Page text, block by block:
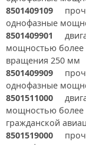
8501409109
однофазные
8501409901
мощностью более
вращения 250 мм
8501409909
однофазные
8501511000
мощностью более
гражданской
8501519000